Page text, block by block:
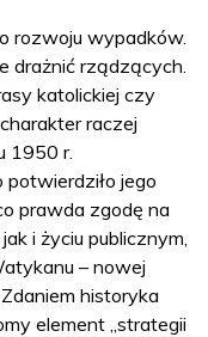
rozwoju wypadków.
drażnić rządzących.
katolickiej czy
raczej
1950 r.
potwierdziło jego
prawda zgodę na
i życiu publicznym,
– nowej
historyka
element „strategii